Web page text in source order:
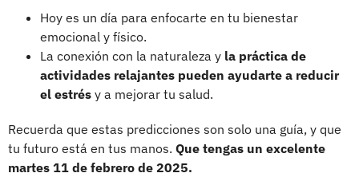
Hoy es un día para enfocarte en tu bienestar
emocional y físico.
La conexión con la naturaleza y la práctica de
actividades relajantes pueden ayudarte a reducir
el estrés y a mejorar tu salud.
Recuerda que estas predicciones son solo una guía, y que
tu futuro está en tus manos. Que tengas un excelente
martes 11 de febrero de 2025.